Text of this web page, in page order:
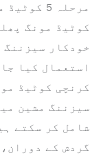
مرحلہ 5 کوٹیڈ مونگ پھلیوں کا سیزننگ
کوٹیڈ مونگ
خودکار
استعمال کیا
کرنچی کوٹیڈ
سیزننگ مشین
شامل کر سکتے
گردش کے